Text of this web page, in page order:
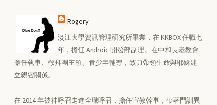
Rogery
淡江大學資訊管理研究所畢業，在 KKBOX 任職七
年，擔任 Android 開發部副理。在中和長老教會
擔任執事、敬拜團主領、青少年輔導，致力帶領生命與耶穌建
立親密關係。
在 2014 年被神呼召走進全職呼召，擔任宣教幹事，帶著門訓異